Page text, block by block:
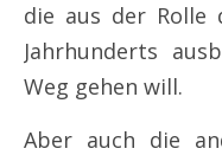
die aus der Rolle
Jahrhunderts
Weg gehen will.
Aber auch die